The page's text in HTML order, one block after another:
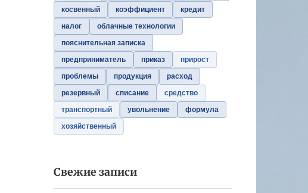
косвенный
коэффициент
кредит
налог
облачные технологии
пояснительная записка
предприниматель
приказ
прирост
проблемы
продукция
расход
резервный
списание
средство
транспортный
увольнение
формула
хозяйственный
Свежие записи